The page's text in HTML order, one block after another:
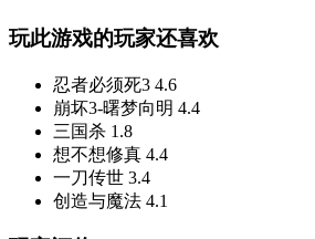
玩此游戏的玩家还喜欢
忍者必须死3 4.6
崩坏3-曙梦向明 4.4
三国杀 1.8
想不想修真 4.4
一刀传世 3.4
创造与魔法 4.1